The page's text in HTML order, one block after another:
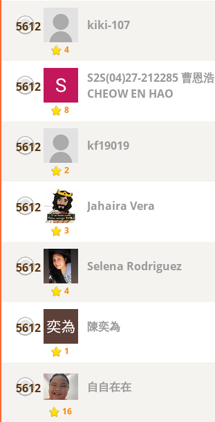
5612
4
kiki-107
5612
8
S2S(04)27-212285 曹恩浩
CHEOW EN HAO
5612
2
kf19019
5612
3
Jahaira Vera
5612
4
Selena Rodriguez
5612
1
陳奕為
5612
16
自自在在